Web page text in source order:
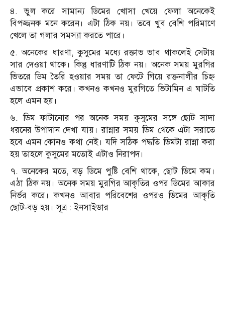
৪. ভুল করে সামান্য ডিমের খোসা খেয়ে ফেলা অনেকেই
বিপজ্জনক মনে করেন। এটা ঠিক নয়। তবে খুব বেশি পরিমাণে
খেলে তা গলার সমস্যা করতে পারে।
৫. অনেকের ধারণা, কুসুমের মধ্যে রক্তাভ ভাব থাকলেই সেটায়
সার দেওয়া থাকে। কিন্তু ধারণাটি ঠিক নয়। অনেক সময় মুরগির
ভিতরে ডিম তৈরি হওয়ার সময় তা ফেটে গিয়ে রক্তনালীর চিহ্ন
এভাবে প্রকাশ করে। কখনও কখনও মুরগিতে ভিটামিন এ ঘাটতি
হলে এমন হয়।
৬. ডিম ফাটানোর পর অনেক সময় কুসুমের সঙ্গে ছোট সাদা
ধরনের উপাদান দেখা যায়। রান্নার সময় ডিম থেকে এটা সরাতে
হবে এমন কোনও কথা নেই। যদি সঠিক পদ্ধতি ডিমটা রান্না করা
হয় তাহলে কুসুমের মতোই এটাও নিরাপদ।
৭. অনেকের মতে, বড় ডিমে পুষ্টি বেশি থাকে, ছোট ডিমে কম।
এঠা ঠিক নয়। অনেক সময় মুরগির আকৃতির ওপর ডিমের আকার
নির্ভর করে। কখনও আবার পরিবেশের ওপরও ডিমের আকৃতি
ছোট-বড় হয়। সূত্র : ইনসাইডার